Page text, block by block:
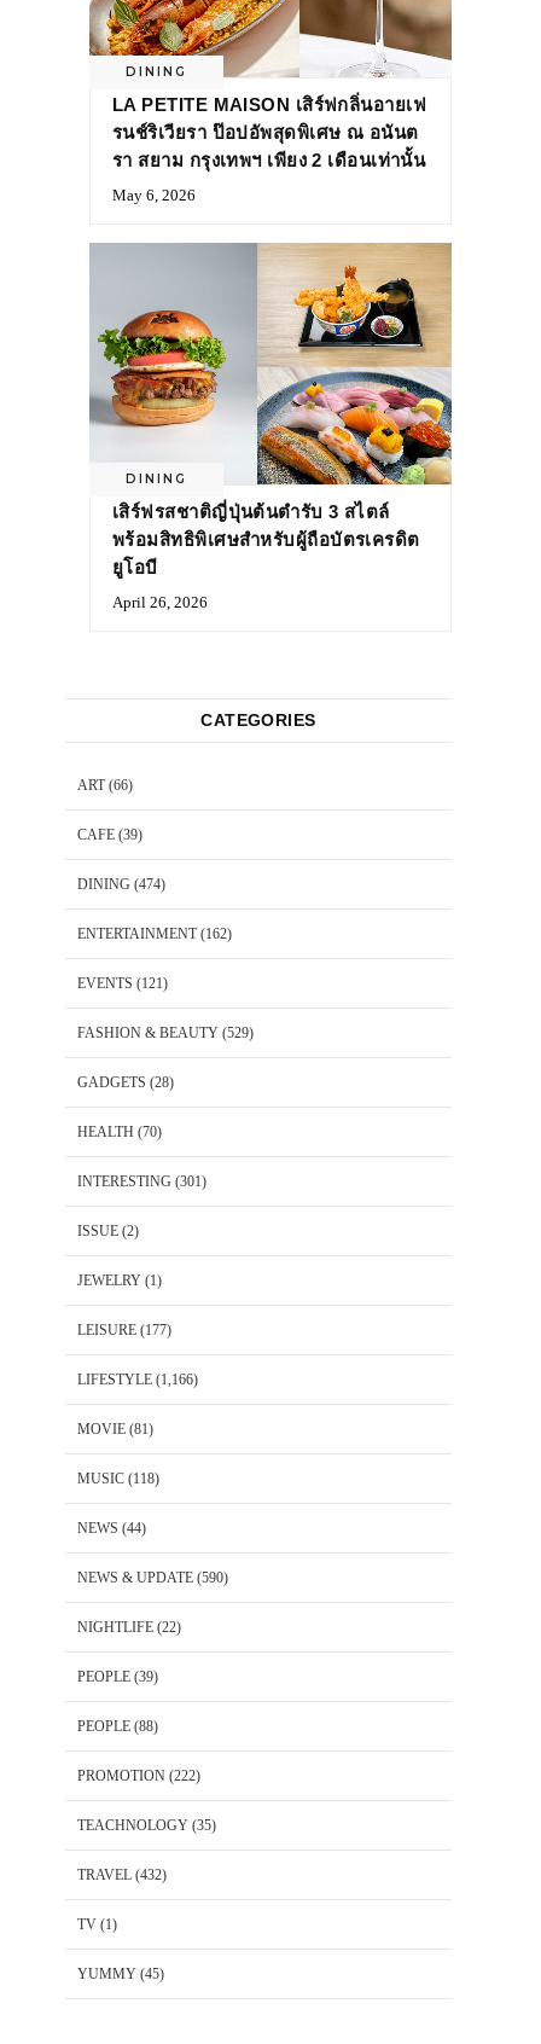
DINING
LA PETITE MAISON เสิร์ฟกลิ่นอายเฟ
รนช์ริเวียรา ป๊อปอัพสุดพิเศษ ณ อนันต
รา สยาม กรุงเทพฯ เพียง 2 เดือนเท่านั้น
May 6, 2026
DINING
เสิร์ฟรสชาติญี่ปุ่นต้นตำรับ 3 สไตล์
พร้อมสิทธิพิเศษสำหรับผู้ถือบัตรเครดิต
ยูโอบี
April 26, 2026
CATEGORIES
ART(66)
CAFE (39)
DINING (474)
ENTERTAINMENT(162)
EVENTS (121)
FASHION & BEAUTY (529)
GADGETS (28)
HEALTH (70)
INTERESTING (301)
ISSUE (2)
JEWELRY (1)
LEISURE (177)
LIFESTYLE (1,166)
MOVIE (81)
MUSIC (118)
NEWS (44)
NEWS & UPDATE (590)
NIGHTLIFE (22)
PEOPLE (39)
PEOPLE (88)
PROMOTION (222)
TEACHNOLOGY (35)
TRAVEL (432)
TV (1)
YUMMY (45)